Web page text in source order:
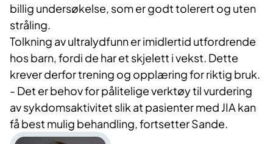
billig undersøkelse, som er godt tolerert og uten
stråling.
Tolkning av ultralydfunn er imidlertid utfordrende
hos barn, fordi de har et skjelett i vekst. Dette
krever derfor trening og opplæring for riktig bruk.
- Det er behov for pålitelige verktøy til vurdering
av sykdomsaktivitet slik at pasienter med JIA kan
få best mulig behandling, fortsetter Sande.